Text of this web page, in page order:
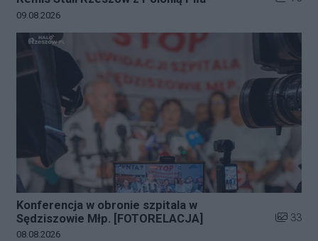
Data dodania galerii:
09.08.2026
Konferencja w obronie szpitala w
Sędziszowie Młp. [FOTORELACJA]
Liczba
33
Data dodania galerii:
08.08.2026